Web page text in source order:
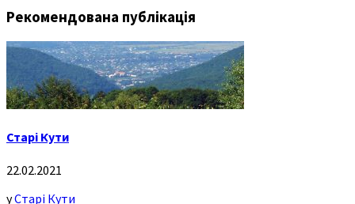
Рекомендована публікація
Старі Кути
22.02.2021
уСтарі Кути